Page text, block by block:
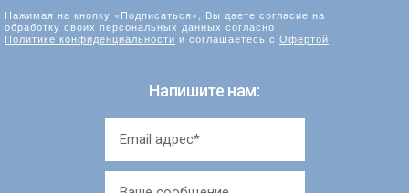
Нажимая на кнопку «Подписаться», Вы даете согласие на
обработку своих персональных данных согласно
Политике конфиденциальности и соглашаетесь с Офертой
Напишите нам: